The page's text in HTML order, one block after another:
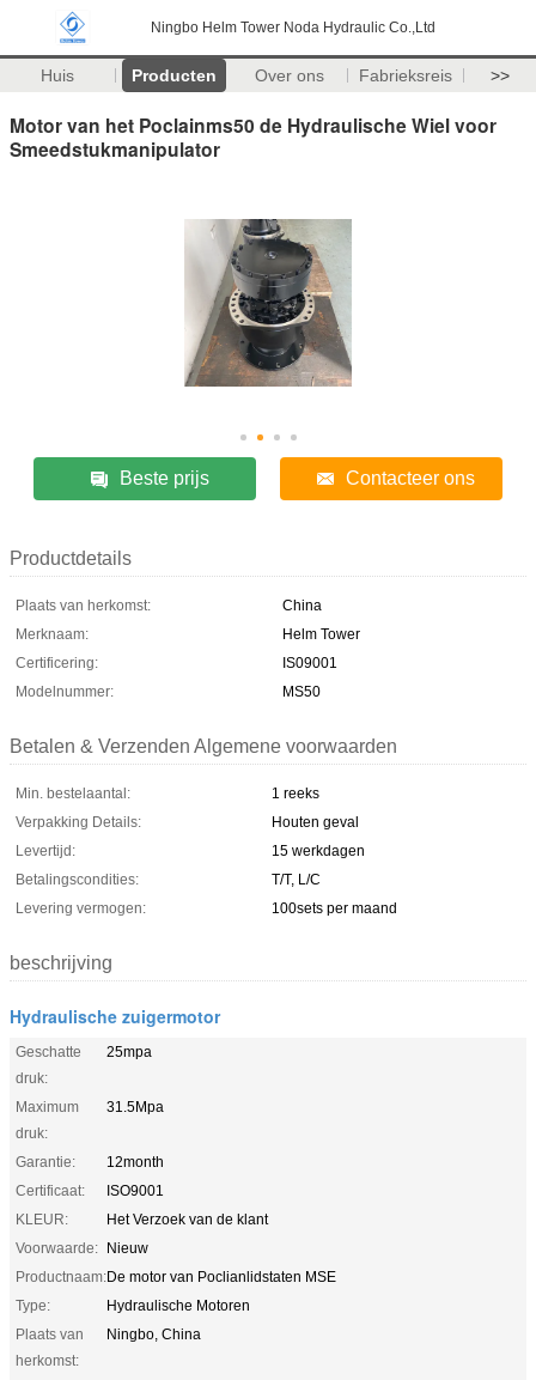
Ningbo Helm Tower Noda Hydraulic Co.,Ltd
Huis Producten Over ons Fabrieksreis >>
Motor van het Poclainms50 de Hydraulische Wiel voor
Smeedstukmanipulator
Beste prijs Contacteer ons
Productdetails
Plaats van herkomst:
China
Merknaam:
Helm Tower
Certificering:
IS09001
Modelnummer:
MS50
Betalen & Verzenden Algemene voorwaarden
Min. bestelaantal:
1 reeks
Verpakking Details:
Houten geval
Levertijd:
15 werkdagen
Betalingscondities:
T/T, L/C
Levering vermogen:
100sets per maand
beschrijving
Hydraulische zuigermotor
Geschatte
druk:
25mpa
Maximum
druk:
31.5Mpa
Garantie:
12month
Certificaat:
ISO9001
KLEUR:
Het Verzoek van de klant
Voorwaarde: Nieuw
Productnaam:De motor van Poclianlidstaten MSE
Type:
Hydraulische Motoren
Plaats van
herkomst:
Ningbo, China